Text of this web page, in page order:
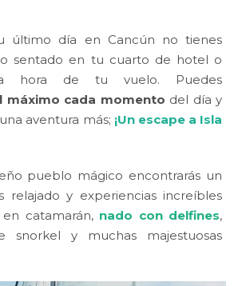
último día en Cancún no tienes
sentado en tu cuarto de hotel o
hora de tu vuelo. Puedes
máximo cada momento del día y
aventura más; ¡Un escape a Isla
pueblo mágico encontrarás un
relajado y experiencias increíbles
catamarán, nado con delfines,
snorkel y muchas majestuosas